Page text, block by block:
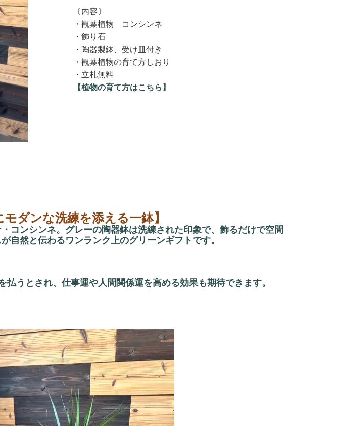
〔内容〕
・観葉植物 コンシンネ
・飾り石
・陶器製鉢、受け皿付き
・観葉植物の育て方しおり
・立札無料
【植物の育て方はこちら】
ダンな洗練を添える一鉢】
コンシンネ。グレーの陶器鉢は洗練された印象で、飾るだけで空間
自然と伝わるワンランク上のグリーンギフトです。
払うとされ、仕事運や人間関係運を高める効果も期待できます。